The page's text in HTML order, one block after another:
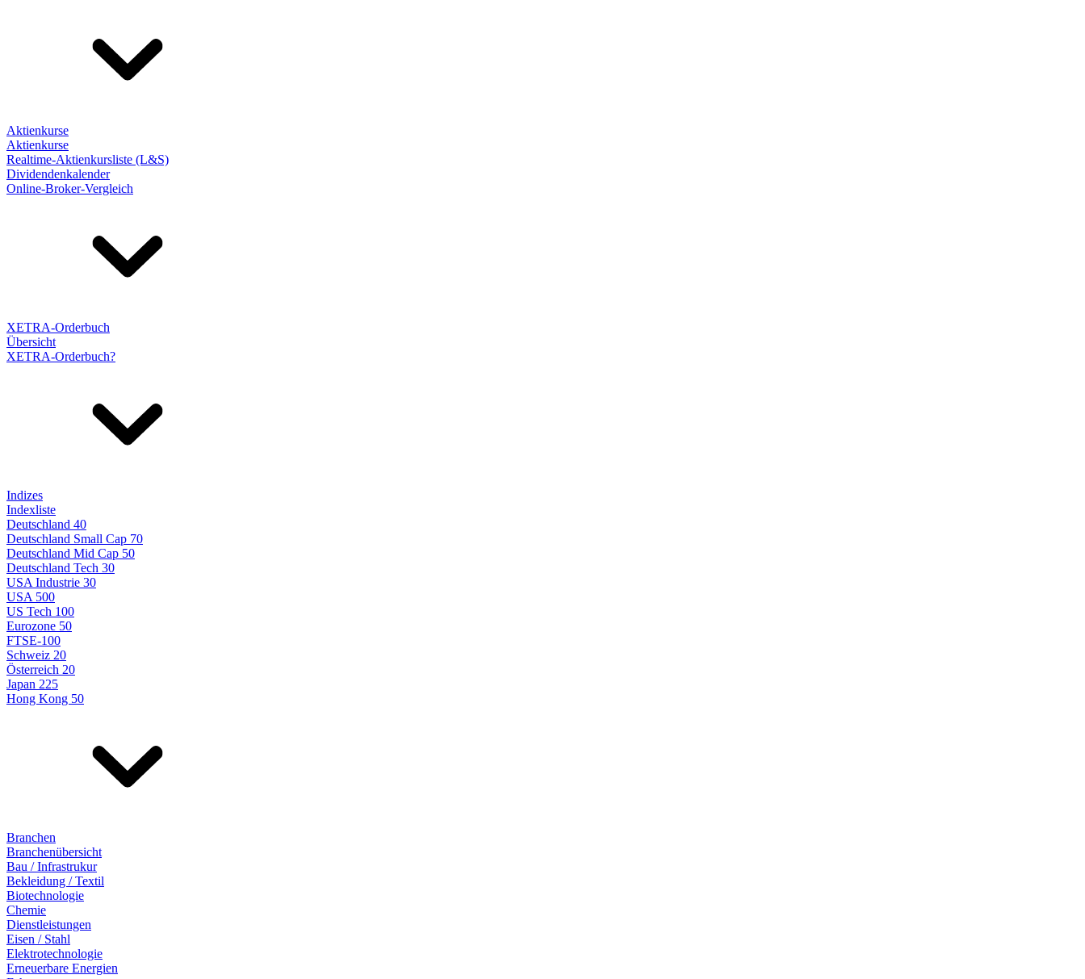
Aktienkurse
Aktienkurse
Realtime-Aktienkursliste (L&S)
Dividendenkalender
Online-Broker-Vergleich
XETRA-Orderbuch
Übersicht
XETRA-Orderbuch?
Indizes
Indexliste
Deutschland 40
Deutschland Small Cap 70
Deutschland Mid Cap 50
Deutschland Tech 30
USA Industrie 30
USA 500
US Tech 100
Eurozone 50
FTSE-100
Schweiz 20
Österreich 20
Japan 225
Hong Kong 50
Branchen
Branchenübersicht
Bau / Infrastrukur
Bekleidung / Textil
Biotechnologie
Chemie
Dienstleistungen
Eisen / Stahl
Elektrotechnologie
Erneuerbare Energien